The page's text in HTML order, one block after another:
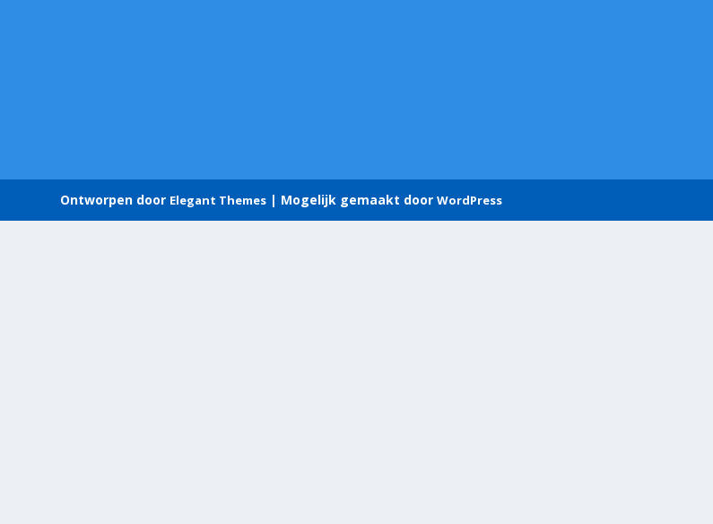
Ontworpen door Elegant Themes | Mogelijk gemaakt doorWordPress